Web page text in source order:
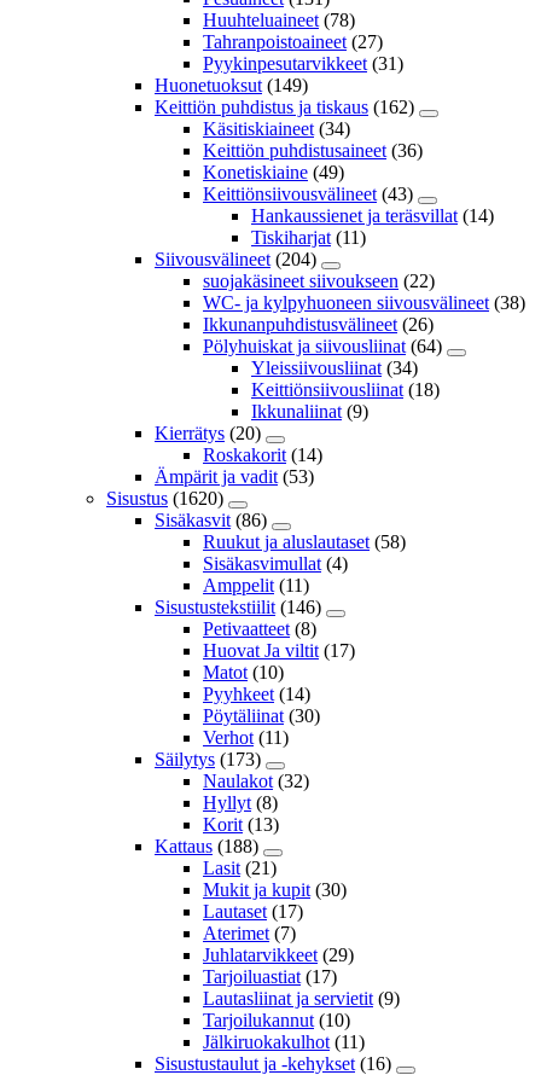
Huuhteluaineet (78)
Tahranpoistoaineet (27)
Pyykinpesutarvikkeet (31)
Huonetuoksut (149)
Keittiön puhdistus ja tiskaus (162)
Käsitiskiaineet (34)
Keittiön puhdistusaineet (36)
Konetiskiaine (49)
Keittiönsiivousvälineet (43)
Hankaussienet ja teräsvillat (14)
Tiskiharjat (11)
Siivousvälineet (204)
suojakäsineet siivoukseen (22)
WC- ja kylpyhuoneen siivousvälineet (38)
Ikkunanpuhdistusvälineet (26)
Pölyhuiskat ja siivousliinat (64)
Yleissiivousliinat (34)
Keittiönsiivousliinat (18)
Ikkunaliinat (9)
Kierrätys (20)
Roskakorit (14)
Ämpärit ja vadit (53)
Sisustus (1620)
Sisäkasvit (86)
Ruukut ja aluslautaset (58)
Sisäkasvimullat (4)
Amppelit (11)
Sisustustekstiilit (146)
Petivaatteet (8)
Huovat Ja viltit (17)
Matot (10)
Pyyhkeet (14)
Pöytäliinat (30)
Verhot (11)
Säilytys (173)
Naulakot (32)
Hyllyt (8)
Korit (13)
Kattaus (188)
Lasit (21)
Mukit ja kupit (30)
Lautaset (17)
Aterimet (7)
Juhlatarvikkeet (29)
Tarjoiluastiat (17)
Lautasliinat ja servietit (9)
Tarjoilukannut (10)
Jälkiruokakulhot (11)
Sisustustaulut ja -kehykset (16)